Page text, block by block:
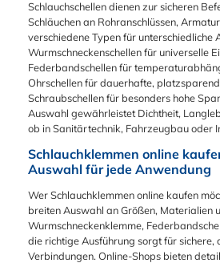
Schlauchschellen dienen zur sicheren
Schläuchen an Rohranschlüssen,
verschiedene Typen für unterschiedliche
Wurmschneckenschellen für universelle
Federbandschellen für
Ohrschellen für dauerhafte,
Schraubschellen für besonders hohe
Auswahl gewährleistet Dichtheit,
ob in Sanitärtechnik, Fahrzeugbau oder
Schlauchklemmen online
Auswahl für jede Anwendung
Wer Schlauchklemmen online kaufen
breiten Auswahl an Größen, Materialien
Wurmschneckenklemme,
die richtige Ausführung sorgt für sichere,
Verbindungen. Online-Shops bieten